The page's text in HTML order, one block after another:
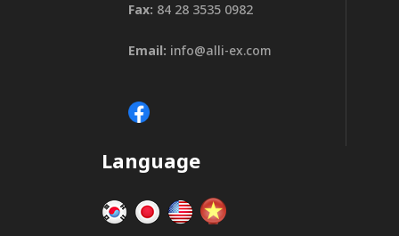
Fax: 84 28 3535 0982
Email: info@alli-ex.com
Language